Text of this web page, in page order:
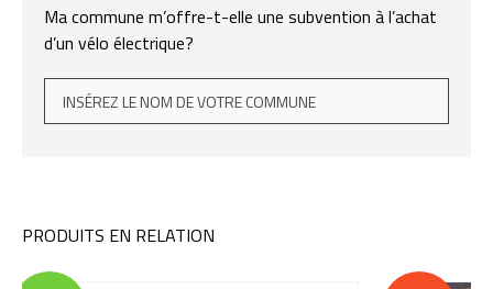
Ma commune m’offre-t-elle une subvention à l’achat
d’un vélo électrique?
PRODUITS EN RELATION